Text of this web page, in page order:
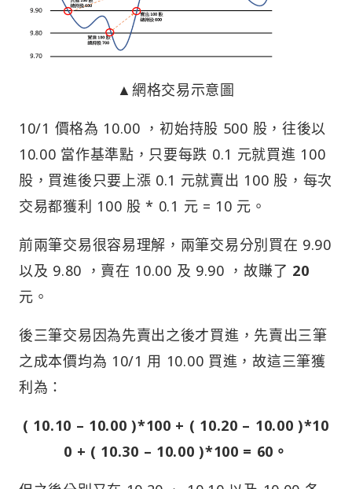
▲網格交易示意圖
10/1 價格為 10.00 ，初始持股 500 股，往後以
10.00 當作基準點，只要每跌 0.1 元就買進 100
股，買進後只要上漲 0.1 元就賣出 100 股，每次
交易都獲利 100 股 * 0.1 元 = 10 元。
前兩筆交易很容易理解，兩筆交易分別買在 9.90
以及 9.80 ，賣在 10.00 及 9.90 ，故賺了 20
元。
後三筆交易因為先賣出之後才買進，先賣出三筆
之成本價均為 10/1 用 10.00 買進，故這三筆獲
利為：
( 10.10 – 10.00 )*100 + ( 10.20 – 10.00 )*10
0 + ( 10.30 – 10.00 )*100 = 60。